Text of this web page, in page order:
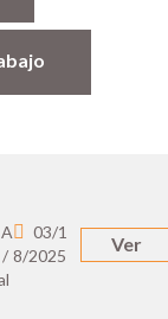
/
03/1
8/2025
Ver